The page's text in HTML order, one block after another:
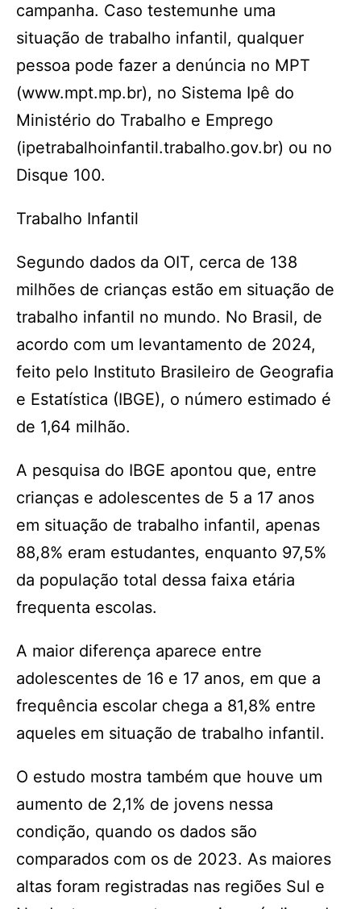
campanha. Caso testemunhe uma
situação de trabalho infantil, qualquer
pessoa pode fazer a denúncia no MPT
(www.mpt.mp.br), no Sistema Ipê do
Ministério do Trabalho e Emprego
(ipetrabalhoinfantil.trabalho.gov.br) ou no
Disque 100.
Trabalho Infantil
Segundo dados da OIT, cerca de 138
milhões de crianças estão em situação de
trabalho infantil no mundo. No Brasil, de
acordo com um levantamento de 2024,
feito pelo Instituto Brasileiro de Geografia
e Estatística (IBGE), o número estimado é
de 1,64 milhão.
A pesquisa do IBGE apontou que, entre
crianças e adolescentes de 5 a 17 anos
em situação de trabalho infantil, apenas
88,8% eram estudantes, enquanto 97,5%
da população total dessa faixa etária
frequenta escolas.
A maior diferença aparece entre
adolescentes de 16 e 17 anos, em que a
frequência escolar chega a 81,8% entre
aqueles em situação de trabalho infantil.
O estudo mostra também que houve um
aumento de 2,1% de jovens nessa
condição, quando os dados são
comparados com os de 2023. As maiores
altas foram registradas nas regiões Sul e